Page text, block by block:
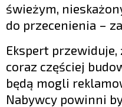
świeżym,
do przecenienia –
Ekspert przewiduje,
coraz częściej
będą mogli
Nabywcy powinni